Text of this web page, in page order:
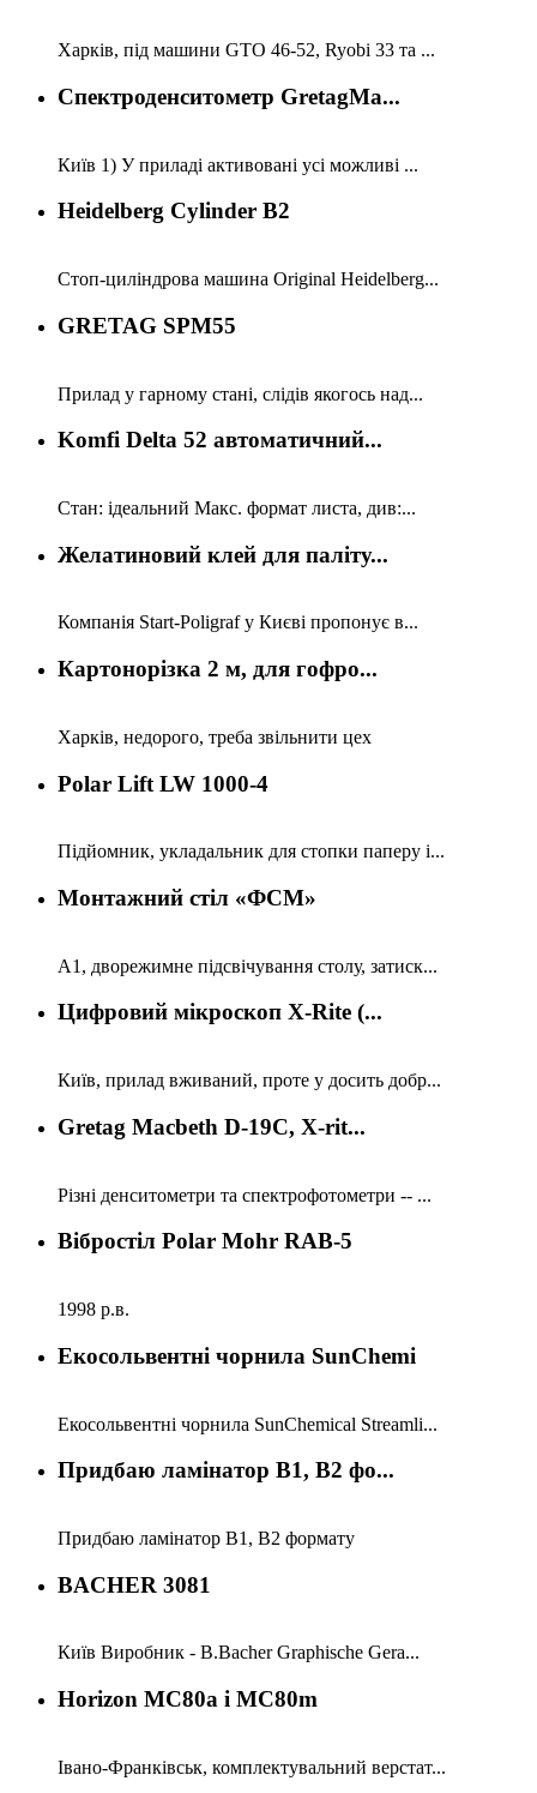
Харків, під машини GTO 46-52, Ryobi 33 та ...
Спектроденситометр GretagMa...
Київ 1) У приладі активовані усі можливі ...
Heidelberg Cylinder B2
Стоп-циліндрова машина Original Heidelberg...
GRETAG SPM55
Прилад у гарному стані, слідів якогось над...
Komfi Delta 52 автоматичний...
Стан: ідеальний Макс. формат листа, див:...
Желатиновий клей для паліту...
Компанія Start-Poligraf у Києві пропонує в...
Картонорізка 2 м, для гофро...
Харків, недорого, треба звільнити цех
Polar Lift LW 1000-4
Підйомник, укладальник для стопки паперу і...
Монтажний стіл «ФСМ»
А1, дворежимне підсвічування столу, затиск...
Цифровий мікроскоп X-Rite (...
Київ, прилад вживаний, проте у досить добр...
Gretag Macbeth D-19C, X-rit...
Різні денситометри та спектрофотометри -- ...
Вібростіл Polar Mohr RAB-5
1998 р.в.
Екосольвентні чорнила SunChemi
Екосольвентні чорнила SunChemical Streamli...
Придбаю ламінатор B1, B2 фо...
Придбаю ламінатор B1, B2 формату
BACHER 3081
Київ Виробник - B.Bacher Graphische Gera...
Horizon MC80a i MC80m
Івано-Франківськ, комплектувальний верстат...